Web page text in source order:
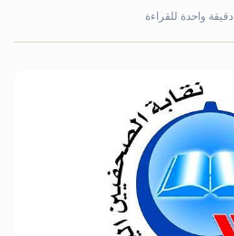
دقيقة واحدة للقراءة